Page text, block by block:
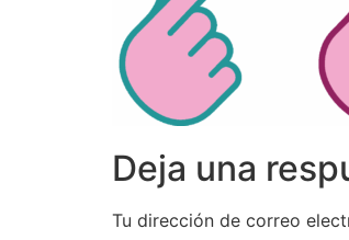
Deja una
Tu dirección de correo